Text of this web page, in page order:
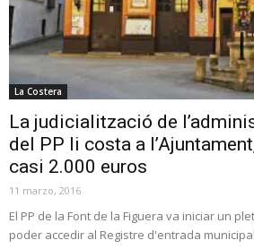
La Costera
La judicialització de
del PP li costa a
casi 2.000 euros
11 marzo, 2016
El PP de la Font de la Figuera va iniciar un
poder accedir al Registre d'entrada